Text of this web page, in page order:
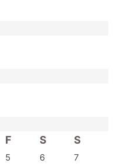
F S S
5 6
7